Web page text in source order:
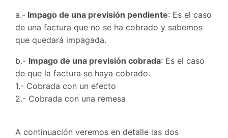
a.- Impago de una previsión pendiente: Es el caso
de una factura que no se ha cobrado y sabemos
que quedará impagada.
b.- Impago de una previsión cobrada: Es el caso
de que la factura se haya cobrado.
1.- Cobrada con un efecto
2.- Cobrada con una remesa
A continuación veremos en detalle las dos